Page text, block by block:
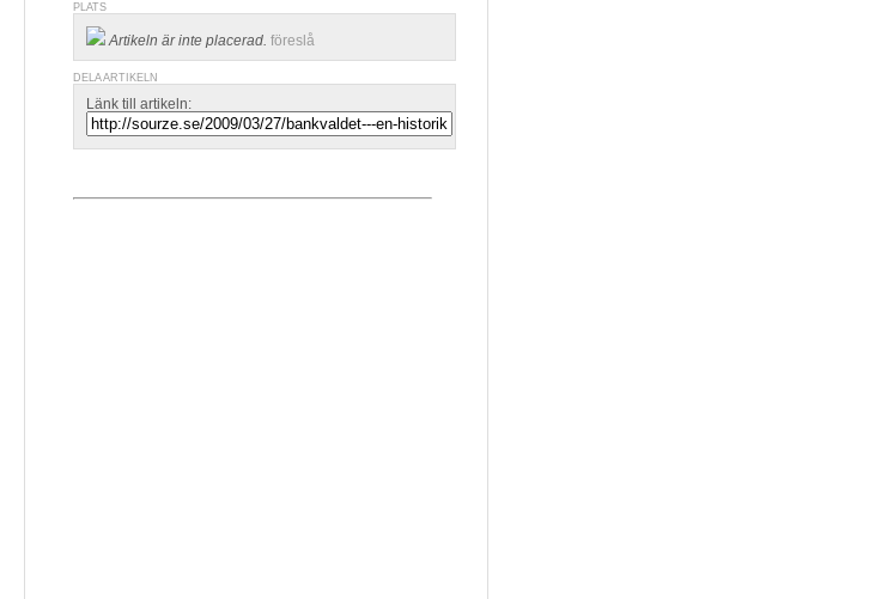
PLATS
Artikeln är inte placerad. föreslå
DELA ARTIKELN
Länk till artikeln: